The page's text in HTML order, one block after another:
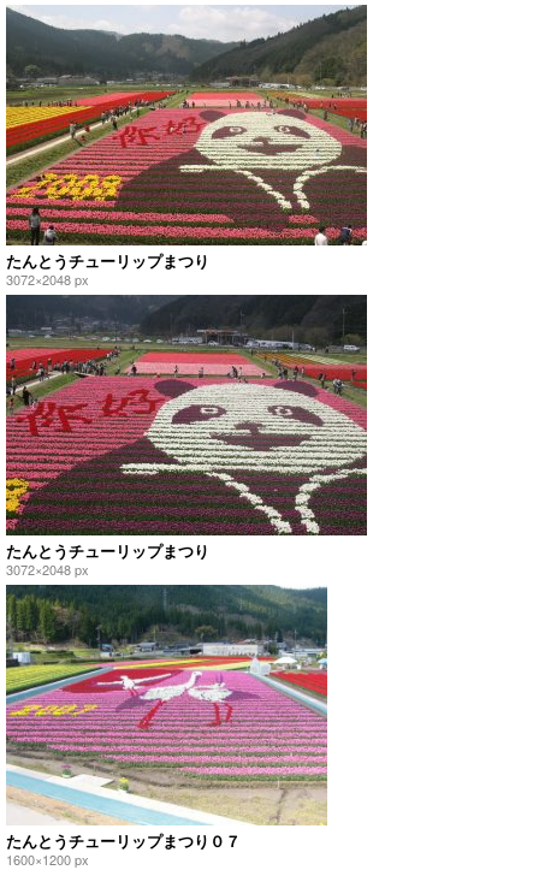
たんとうチューリップまつり
3072×2048 px
たんとうチューリップまつり
3072×2048 px
たんとうチューリップまつり０７
1600×1200 px